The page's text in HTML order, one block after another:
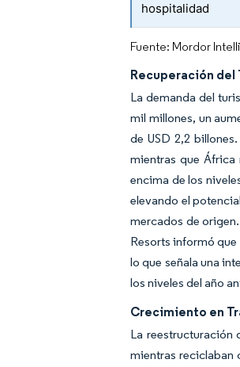
hospitalidad
Fuente: Mordor
Recuperación del
La demanda del
mil millones, un
de USD 2,2
mientras que
encima de los
elevando el
mercados de
Resorts informó
lo que señala una
los niveles del año
Crecimiento en
La reestructuración
mientras reciclaban